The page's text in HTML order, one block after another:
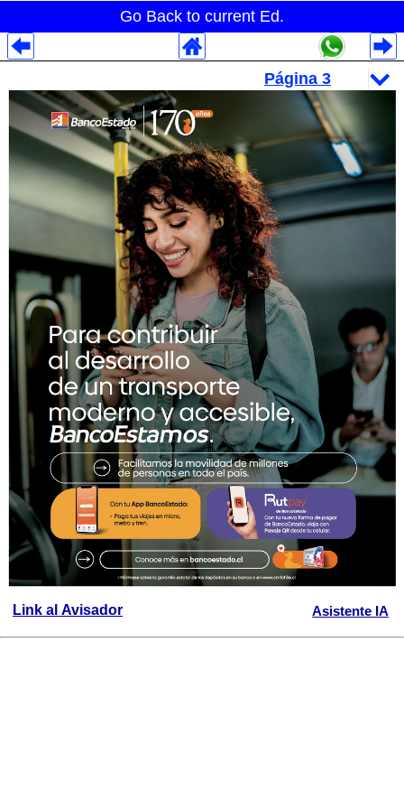
Go Back to current Ed.
Link al Avisador Asistente IA
Despliegues Analytics
Despliegues Totales
Despliegues por Rubros